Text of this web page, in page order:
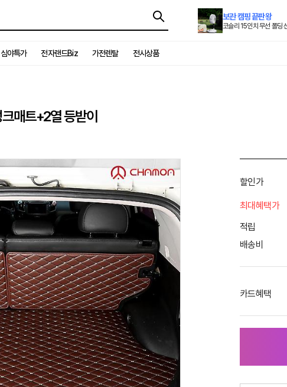
보관 캠핑 끝판왕
코슬리 15인치 무선 폴딩
심야특가 전자랜드Biz 가전렌탈 전시상품
매트+2열 등받이
할인가
최대혜택가
적립
배송비
카드혜택